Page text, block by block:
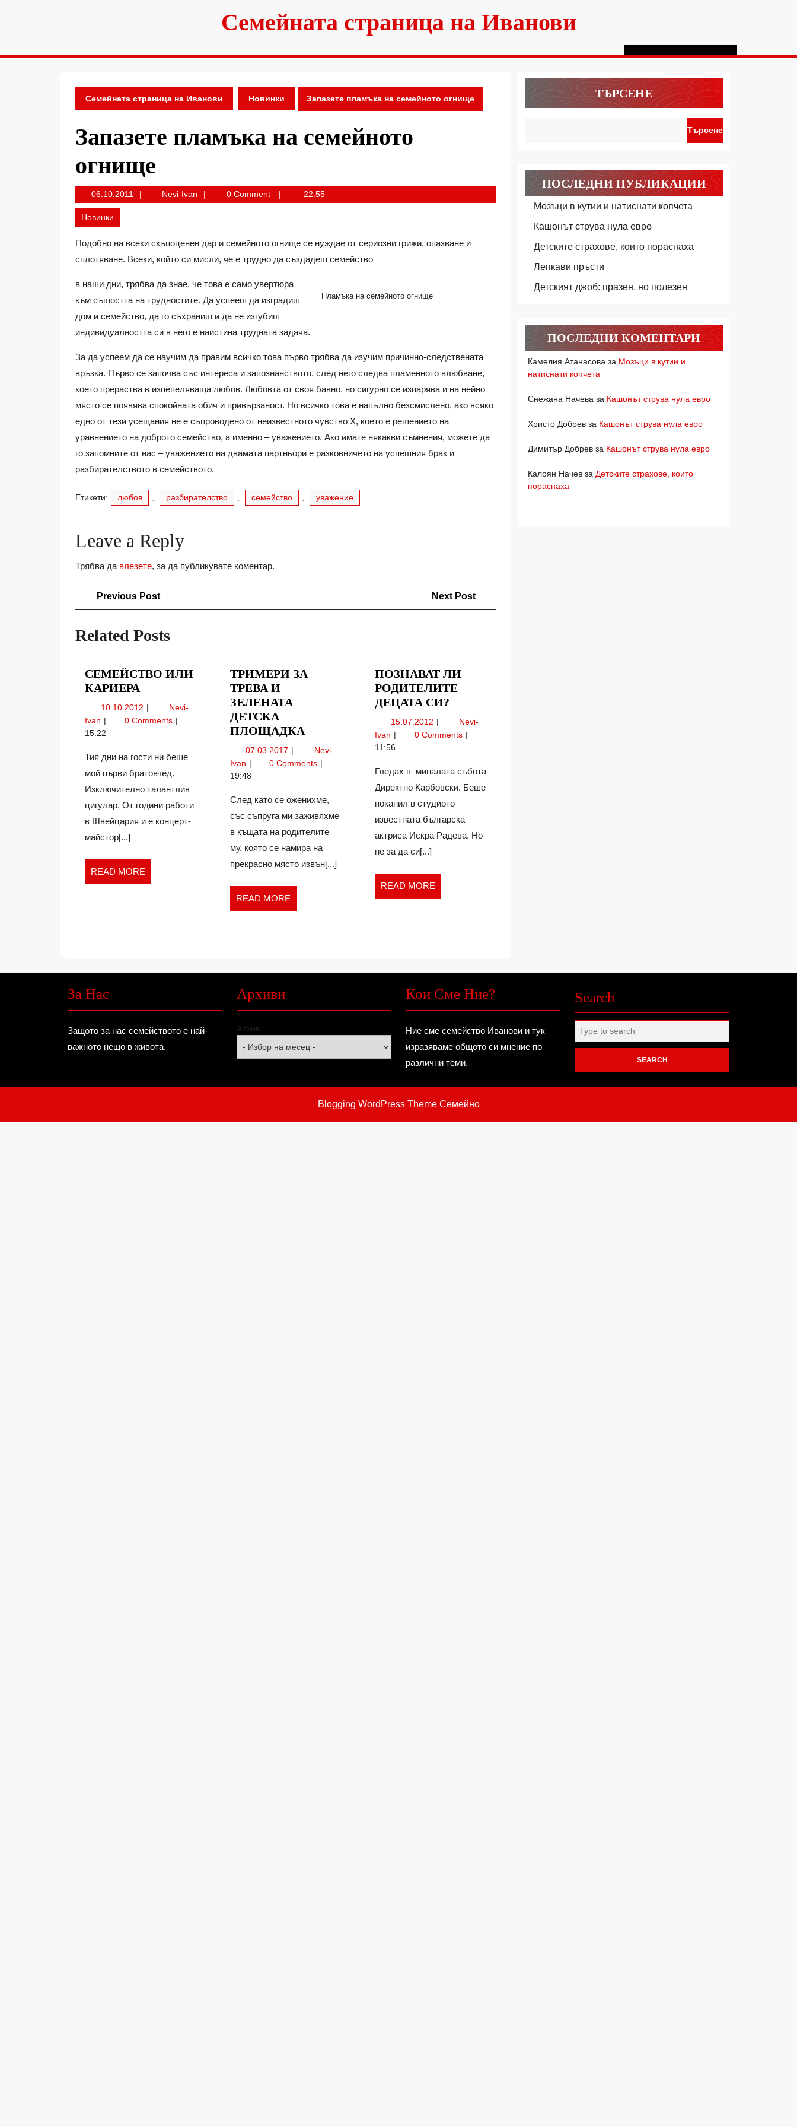
Семейната страница на Иванови
Семейната страница на Иванови Новинки Запазете пламъка на семейното огнище
Запазете пламъка на семейното
огнище
06.10.2011 06.10.2011Nevi-Ivan Nevi-
Ivan
0 Comment 22:55
Новинки
Подобно на всеки скъпоценен дар и семейното огнище се нуждае от сериозни грижи, опазване и
сплотяване. Всеки, който си мисли, че е трудно да създадеш семейство
Пламъка на семейното огнище
в наши дни, трябва да знае, че това е само увертюра
към същостта на трудностите. Да успееш да изградиш
дом и семейство, да го съхраниш и да не изгубиш
индивидуалността си в него е наистина трудната задача.
За да успеем да се научим да правим всичко това първо трябва да изучим причинно-следствената
връзка. Първо се започва със интереса и запознанството, след него следва пламенното влюбване,
което прераства в изпепеляваща любов. Любовта от своя бавно, но сигурно се изпарява и на нейно
място се появява спокойната обич и привързаност. Но всичко това е напълно безсмислено, ако всяко
едно от тези усещания не е съпроводено от неизвестното чувство Х, което е решението на
уравнението на доброто семейство, а именно – уважението. Ако имате някакви съмнения, можете да
го запомните от нас – уважението на двамата партньори е разковничето на успешния брак и
разбирателството в семейството.
Етикети: любов разбирателство семейство уважение
Leave a Reply
Трябва да влезете, за да публикувате коментар.
Навигация
Previous PostPrevious
Next Post
Related Posts
СЕМЕЙСТВО ИЛИ
КАРИЕРА
ИЛИ
КАРИЕРА
10.10.2012 10.10.2012
Nevi-
Ivan Семейство
или
0 Comments
15:22
Тия дни на гости ни беше
мой първи братовчед.
Изключително талантлив
цигулар. От години работи
в Швейцария и е концерт-
майстор[...]
READ MORE
MORE
ТРИМЕРИ ЗА
ТРЕВА И
ЗЕЛЕНАТА
ДЕТСКА
ПЛОЩАДКАТРИМЕРИ
ЗА
ТРЕВА
ДЕТСКА
ПЛОЩАДКА
07.03.2017 07.03.2017
Nevi-
Ivan Тримери
за
и
площадка
0 Comments
19:48
След като се оженихме,
със съпруга ми заживяхме
в къщата на родителите
му, която се намира на
прекрасно място извън[...]
READ MOREREAD
MORE
ПОЗНАВАТ ЛИ
РОДИТЕЛИТЕ
ДЕЦАТА СИ?
ЛИ
РОДИТЕЛИТЕ
15.07.2012 15.07.2012
Nevi-
Ivan Познават
ли
децата
0 Comments
11:56
Гледах в миналата събота
Директно Карбовски. Беше
поканил в студиото
известната българска
актриса Искра Радева. Но
не за да си[...]
READ MORE
MORE
ТЪРСЕНЕ
Търсене
ПОСЛЕДНИ ПУБЛИКАЦИИ
Мозъци в кутии и натиснати копчета
Кашонът струва нула евро
Детските страхове, които пораснаха
Лепкави пръсти
Детският джоб: празен, но полезен
ПОСЛЕДНИ КОМЕНТАРИ
Камелия Атанасова за Мозъци в кутии и
натиснати копчета
Снежана Начева за Кашонът струва нула евро
Христо Добрев за Кашонът струва нула евро
Димитър Добрев за Кашонът струва нула евро
Калоян Начев за Детските страхове, които
пораснаха
За Нас
Защото за нас семейството е най-
важното нещо в живота.
Архиви
Архив
Кои Сме Ние?
Ние сме семейство Иванови и тук
изразяваме общото си мнение по
различни теми.
Search
for:
Blogging WordPress ThemeСемейно